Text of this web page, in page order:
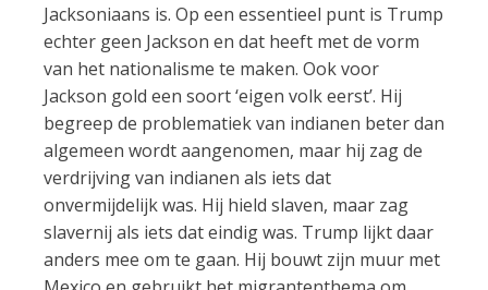
Jacksoniaans is. Op een essentieel punt is Trump
echter geen Jackson en dat heeft met de vorm
van het nationalisme te maken. Ook voor
Jackson gold een soort ‘eigen volk eerst’. Hij
begreep de problematiek van indianen beter dan
algemeen wordt aangenomen, maar hij zag de
verdrijving van indianen als iets dat
onvermijdelijk was. Hij hield slaven, maar zag
slavernij als iets dat eindig was. Trump lijkt daar
anders mee om te gaan. Hij bouwt zijn muur met